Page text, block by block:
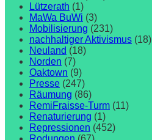
Lützerath (1)
MaWa BuWi (3)
Mobilisierung (231)
nachhaltiger Aktivismus (18)
Neuland (18)
Norden (7)
Oaktown (9)
Presse (247)
Räumung (86)
RemiFraisse-Turm (11)
Renaturierung (1)
Repressionen (452)